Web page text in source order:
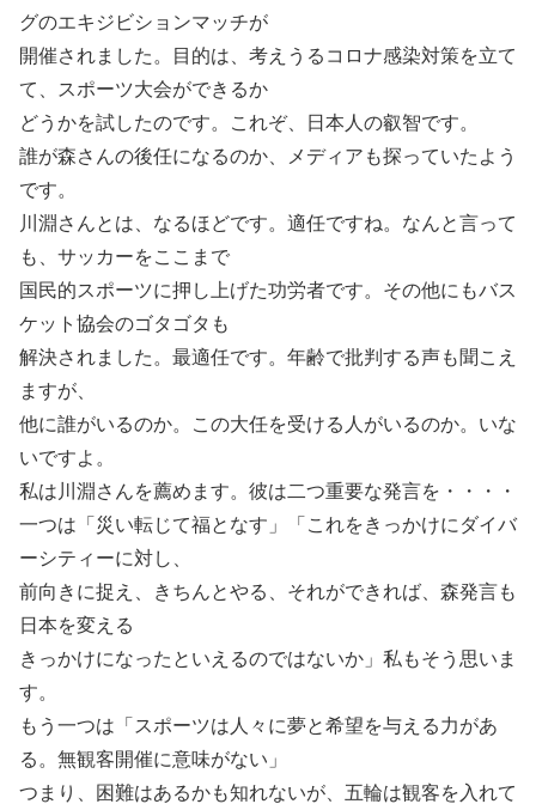
グのエキジビションマッチが
開催されました。目的は、考えうるコロナ感染対策を立て
て、スポーツ大会ができるか
どうかを試したのです。これぞ、日本人の叡智です。
誰が森さんの後任になるのか、メディアも探っていたよう
です。
川淵さんとは、なるほどです。適任ですね。なんと言って
も、サッカーをここまで
国民的スポーツに押し上げた功労者です。その他にもバス
ケット協会のゴタゴタも
解決されました。最適任です。年齢で批判する声も聞こえ
ますが、
他に誰がいるのか。この大任を受ける人がいるのか。いな
いですよ。
私は川淵さんを薦めます。彼は二つ重要な発言を・・・・
一つは「災い転じて福となす」「これをきっかけにダイバ
ーシティーに対し、
前向きに捉え、きちんとやる、それができれば、森発言も
日本を変える
きっかけになったといえるのではないか」私もそう思いま
す。
もう一つは「スポーツは人々に夢と希望を与える力があ
る。無観客開催に意味がない」
つまり、困難はあるかも知れないが、五輪は観客を入れて